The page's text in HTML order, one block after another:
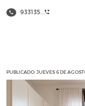
933135...
PUBLICADO: JUEVES 6 DE